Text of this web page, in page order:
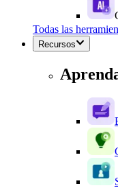
Todas las
Recursos